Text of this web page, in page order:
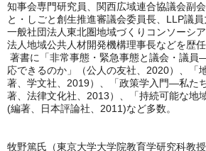
知事会専門研究員、関西広域連合協議会副
と・しごと創生推進審議会委員長、LLP議員
一般社団法人東北圏地域づくりコンソーシ
法人地域公共人材開発機構理事長などを歴任
著書に「非常事態・緊急事態と議会・議員
応できるのか」（公人の友社、2020）、「
著、学文社、2019）、「政策学入門―私た
著、法律文化社、2013）、「持続可能な地
(編著、日本評論社、2011)など多数。
牧野篤氏（東京大学大学院教育学研究科教授